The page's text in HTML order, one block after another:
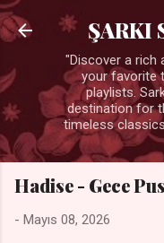
ŞARKI
"Discover a rich
your favorite
playlists.
destination for
timeless
Hadise - Gece
- Mayıs 08, 2026